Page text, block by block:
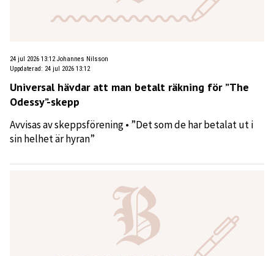
24 jul 2026 13:12 Johannes Nilsson
Uppdaterad: 24 jul 2026 13:12
Universal hävdar att man betalt räkning för ”The
Odessy”-skepp
Avvisas av skeppsförening • ”Det som de har betalat ut i
sin helhet är hyran”